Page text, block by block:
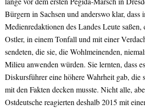
Bürgern in Sachsen und anderswo klar, dass
Medienredaktionen des Landes Leute saßen,
Ostler, in einem Tonfall und mit einer
sendeten, die sie, die Wohlmeinenden,
Milieu anwenden würden. Sie lernten, dass
Diskursführer eine höhere Wahrheit gab, die
mit den Fakten decken musste. Nicht alle,
Ostdeutsche reagierten deshalb 2015 mit